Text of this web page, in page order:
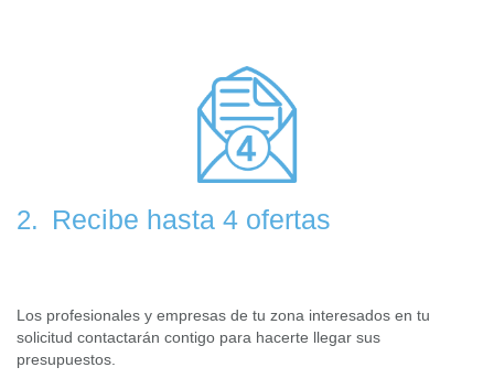
2. Recibe hasta 4 ofertas
Los profesionales y empresas de tu zona interesados en tu
solicitud contactarán contigo para hacerte llegar sus
presupuestos.